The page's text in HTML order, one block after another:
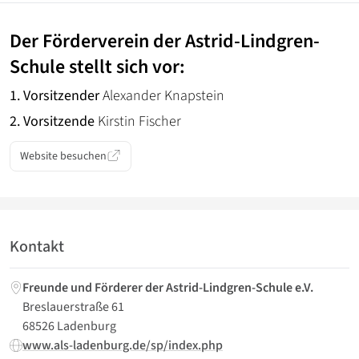
Der Förderverein der Astrid-Lindgren-
Schule stellt sich vor:
1. VorsitzenderAlexander Knapstein
2. Vorsitzende Kirstin Fischer
Website besuchen
Kontakt
Freunde und Förderer der Astrid-Lindgren-Schule e.V.
Breslauerstraße 61
68526 Ladenburg
www.als-ladenburg.de/sp/index.php